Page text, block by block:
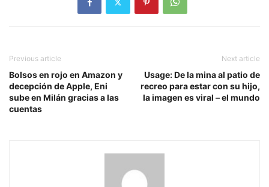
Previous article
Bolsos en rojo en Amazon y
decepción de Apple, Eni
sube en Milán gracias a las
cuentas
Next article
Usage: De la mina al patio de
recreo para estar con su hijo,
la imagen es viral – el mundo